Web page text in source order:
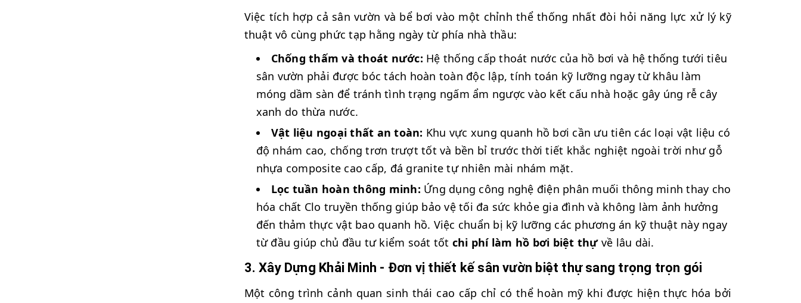
Việc tích hợp cả sân vườn và bể bơi vào một chỉnh thể thống nhất đòi hỏi năng lực xử lý kỹ
thuật vô cùng phức tạp hằng ngày từ phía nhà thầu:
Chống thấm và thoát nước: Hệ thống cấp thoát nước của hồ bơi và hệ thống tưới tiêu
sân vườn phải được bóc tách hoàn toàn độc lập, tính toán kỹ lưỡng ngay từ khâu làm
móng dầm sàn để tránh tình trạng ngấm ẩm ngược vào kết cấu nhà hoặc gây úng rễ cây
xanh do thừa nước.
Vật liệu ngoại thất an toàn: Khu vực xung quanh hồ bơi cần ưu tiên các loại vật liệu có
độ nhám cao, chống trơn trượt tốt và bền bỉ trước thời tiết khắc nghiệt ngoài trời như gỗ
nhựa composite cao cấp, đá granite tự nhiên mài nhám mặt.
Lọc tuần hoàn thông minh: Ứng dụng công nghệ điện phân muối thông minh thay cho
hóa chất Clo truyền thống giúp bảo vệ tối đa sức khỏe gia đình và không làm ảnh hưởng
đến thảm thực vật bao quanh hồ. Việc chuẩn bị kỹ lưỡng các phương án kỹ thuật này ngay
từ đầu giúp chủ đầu tư kiểm soát tốt chi phí làm hồ bơi biệt thựvề lâu dài.
3. Xây Dựng Khải Minh - Đơn vị thiết kế sân vườn biệt thự sang trọng trọn gói
Một công trình cảnh quan sinh thái cao cấp chỉ có thể hoàn mỹ khi được hiện thực hóa bởi